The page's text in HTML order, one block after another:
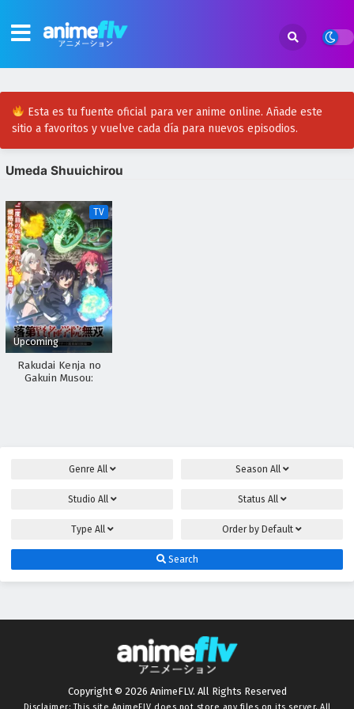
Esta es tu fuente oficial para ver anime online. Añade este
sitio a favoritos y vuelve cada día para nuevos episodios.
Umeda Shuuichirou
TV
Upcoming
Rakudai Kenja no
Gakuin Musou:
Genre All Season All
Studio All Status All
Type All Order by Default
Search
Copyright © 2026 AnimeFLV. All Rights Reserved